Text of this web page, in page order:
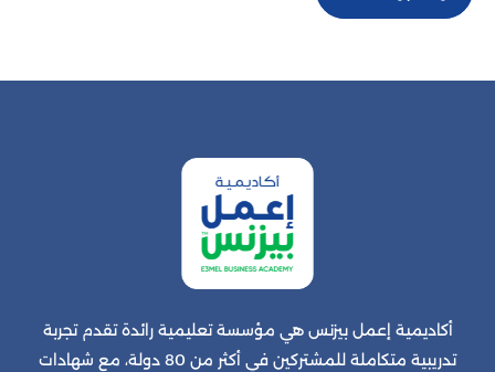
أكاديمية إعمل بيزنس هي مؤسسة تعليمية رائدة تقدم تجربة
تدريبية متكاملة للمشتركين في أكثر من 80 دولة، مع شهادات